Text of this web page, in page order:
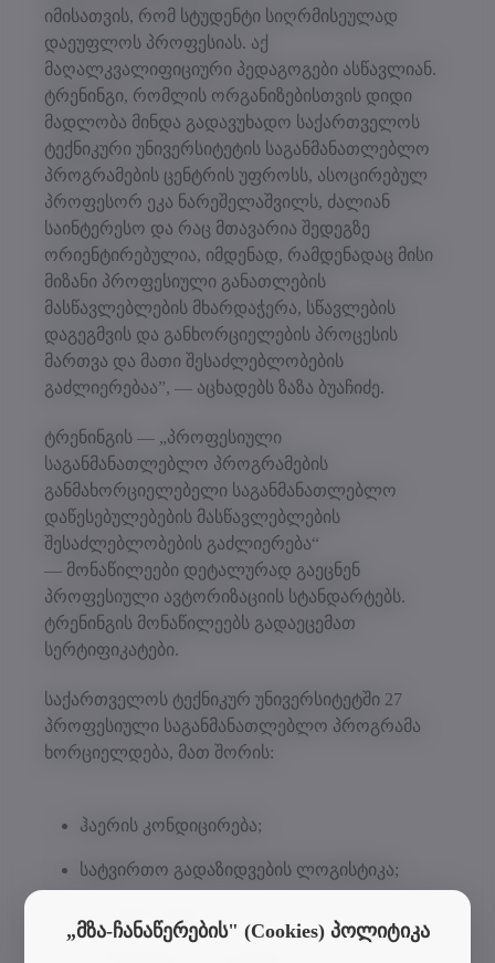
იმისათვის, რომ სტუდენტი სიღრმისეულად
დაეუფლოს პროფესიას. აქ
მაღალკვალიფიციური პედაგოგები ასწავლიან.
ტრენინგი, რომლის ორგანიზებისთვის დიდი
მადლობა მინდა გადავუხადო საქართველოს
ტექნიკური უნივერსიტეტის საგანმანათლებლო
პროგრამების ცენტრის უფროსს, ასოცირებულ
პროფესორ ეკა ნარეშელაშვილს, ძალიან
საინტერესო და რაც მთავარია შედეგზე
ორიენტირებულია, იმდენად, რამდენადაც მისი
მიზანი პროფესიული განათლების
მასწავლებლების მხარდაჭერა, სწავლების
დაგეგმვის და განხორციელების პროცესის
მართვა და მათი შესაძლებლობების
გაძლიერებაა”, — აცხადებს ზაზა ბუაჩიძე.
ტრენინგის — „პროფესიული
საგანმანათლებლო პროგრამების
განმახორციელებელი საგანმანათლებლო
დაწესებულებების მასწავლებლების
შესაძლებლობების გაძლიერება“
— მონაწილეები დეტალურად გაეცნენ
პროფესიული ავტორიზაციის სტანდარტებს.
ტრენინგის მონაწილეებს გადაეცემათ
სერტიფიკატები.
საქართველოს ტექნიკურ უნივერსიტეტში 27
პროფესიული საგანმანათლებლო პროგრამა
ხორციელდება, მათ შორის:
ჰაერის კონდიცირება;
სატვირთო გადაზიდვების ლოგისტიკა;
„მზა-ჩანაწერების" (Cookies) პოლიტიკა